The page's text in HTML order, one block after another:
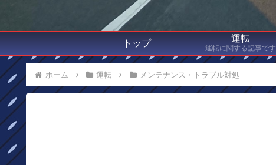
トップ
運転
運転に関する記事です
ホーム 運転 メンテナンス・トラブル対処